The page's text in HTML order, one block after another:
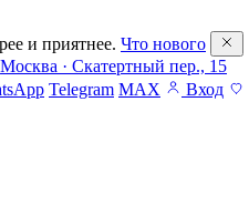
и приятнее. Что нового
Москва · Скатертный пер., 15
Telegram MAX Вход